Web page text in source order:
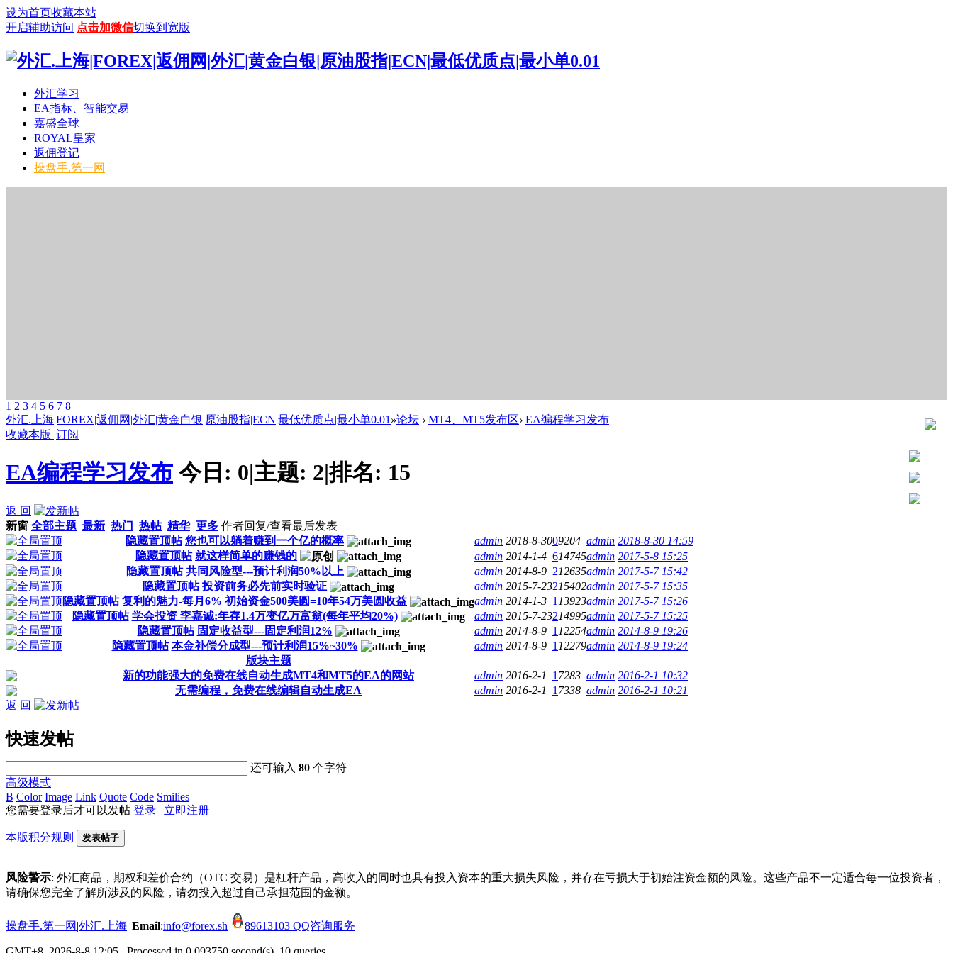
设为首页收藏本站
开启辅助访问 点击加微信切换到宽版
外汇学习
EA指标、智能交易
嘉盛全球
ROYAL皇家
返佣登记
操盘手.第一网
1 2 3 4 5 6 7 8
外汇.上海|FOREX|返佣网|外汇|黄金白银|原油股指|ECN|最低优质点|最小单0.01 »论坛 › MT4、MT5发布区› EA编程学习发布
收藏本版 |订阅
EA编程学习发布 今日: 0|主题: 2|排名: 15
返 回
新窗 全部主题 最新 热门 热帖 精华 更多 作者回复/查看最后发表
隐藏置顶帖 您也可以躺着赚到一个亿的概率 admin 2018-8-3009204 admin 2018-8-30 14:59
隐藏置顶帖 就这样简单的赚钱的 admin 2014-1-4 614745admin 2017-5-8 15:25
隐藏置顶帖 共同风险型---预计利润50%以上 admin 2014-8-9 212635admin 2017-5-7 15:42
隐藏置顶帖 投资前务必先前实时验证 admin 2015-7-23215402admin 2017-5-7 15:35
隐藏置顶帖 复利的魅力-每月6% 初始资金500美圆=10年54万美圆收益 admin 2014-1-3 1 13923admin 2017-5-7 15:26
隐藏置顶帖 学会投资 李嘉诚:年存1.4万变亿万富翁(每年平均20%) admin 2015-7-23214995admin 2017-5-7 15:25
隐藏置顶帖 固定收益型---固定利润12% admin 2014-8-9 1 12254admin 2014-8-9 19:26
隐藏置顶帖 本金补偿分成型---预计利润15%~30% admin 2014-8-9 1 12279admin 2014-8-9 19:24
版块主题
新的功能强大的免费在线自动生成MT4和MT5的EA的网站
admin 2016-2-1 1 7283 admin 2016-2-1 10:32
无需编程，免费在线编辑自动生成EA
admin 2016-2-1 1 7338 admin 2016-2-1 10:21
返 回
快速发帖
还可输入80 个字符
高级模式
B Color Image Link Quote Code Smilies
您需要登录后才可以发帖 登录 | 立即注册
本版积分规则 发表帖子
风险警示: 外汇商品，期权和差价合约（OTC 交易）是杠杆产品，高收入的同时也具有投入资本的重大损失风险，并存在亏损大于初始注资金额的风险。这些产品不一定适合每一位投资者，
请确保您完全了解所涉及的风险，请勿投入超过自己承担范围的金额。
操盘手.第一网 |外汇.上海| Email:info@forex.sh 89613103 QQ咨询服务